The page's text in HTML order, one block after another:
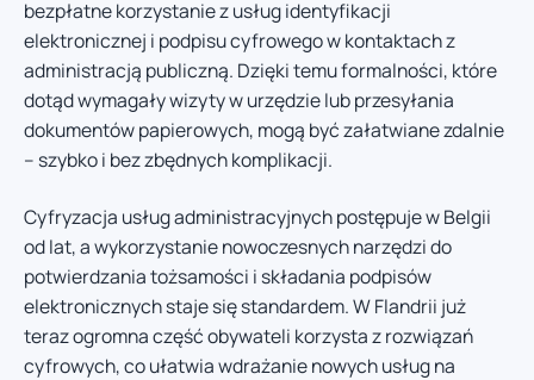
bezpłatne korzystanie z usług identyfikacji
elektronicznej i podpisu cyfrowego w kontaktach z
administracją publiczną. Dzięki temu formalności, które
dotąd wymagały wizyty w urzędzie lub przesyłania
dokumentów papierowych, mogą być załatwiane zdalnie
– szybko i bez zbędnych komplikacji.
Cyfryzacja usług administracyjnych postępuje w Belgii
od lat, a wykorzystanie nowoczesnych narzędzi do
potwierdzania tożsamości i składania podpisów
elektronicznych staje się standardem. W Flandrii już
teraz ogromna część obywateli korzysta z rozwiązań
cyfrowych, co ułatwia wdrażanie nowych usług na